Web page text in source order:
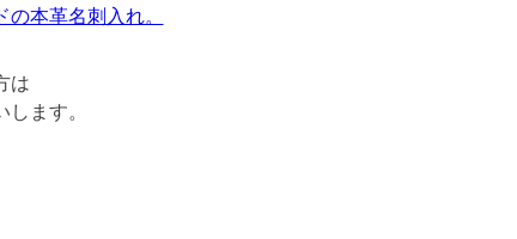
本革名刺入れ。
は
ます。